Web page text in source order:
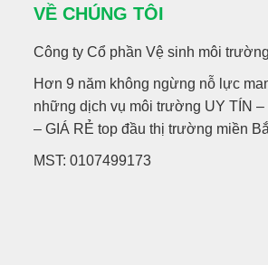
VỀ CHÚNG TÔI
Công ty Cổ phần Vệ sinh môi
Hơn 9 năm không ngừng nỗ lực
những dịch vụ môi trường UY TÍN
– GIÁ RẺ top đầu thị trường miền
MST: 0107499173